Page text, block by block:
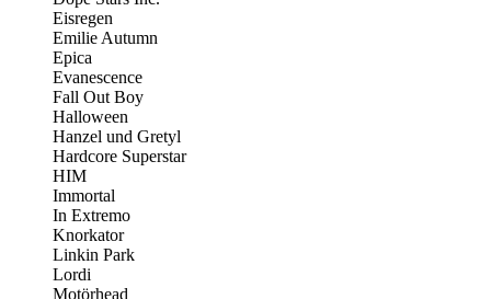
Eisregen
Emilie Autumn
Epica
Evanescence
Fall Out Boy
Halloween
Hanzel und Gretyl
Hardcore Superstar
HIM
Immortal
In Extremo
Knorkator
Linkin Park
Lordi
Motörhead